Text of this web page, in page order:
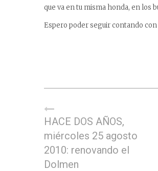
que va en tu misma honda, en los
Espero poder seguir contando
HACE DOS AÑOS,
miércoles 25 agosto
2010: renovando el
Dolmen